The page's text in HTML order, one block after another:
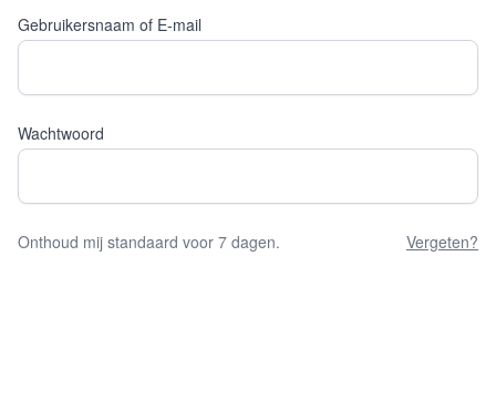
Gebruikersnaam of E-mail
Wachtwoord
Onthoud mij standaard voor 7 dagen. Vergeten?